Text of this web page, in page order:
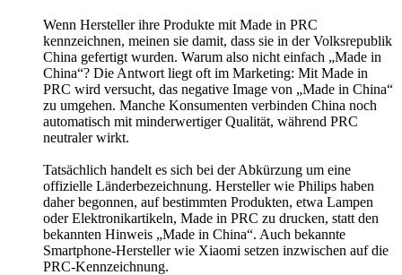
Wenn Hersteller ihre Produkte mit Made in PRC
kennzeichnen, meinen sie damit, dass sie in der Volksrepublik
China gefertigt wurden. Warum also nicht einfach „Made in
China“? Die Antwort liegt oft im Marketing: Mit Made in
PRC wird versucht, das negative Image von „Made in China“
zu umgehen. Manche Konsumenten verbinden China noch
automatisch mit minderwertiger Qualität, während PRC
neutraler wirkt.
Tatsächlich handelt es sich bei der Abkürzung um eine
offizielle Länderbezeichnung. Hersteller wie Philips haben
daher begonnen, auf bestimmten Produkten, etwa Lampen
oder Elektronikartikeln, Made in PRC zu drucken, statt den
bekannten Hinweis „Made in China“. Auch bekannte
Smartphone-Hersteller wie Xiaomi setzen inzwischen auf die
PRC-Kennzeichnung.